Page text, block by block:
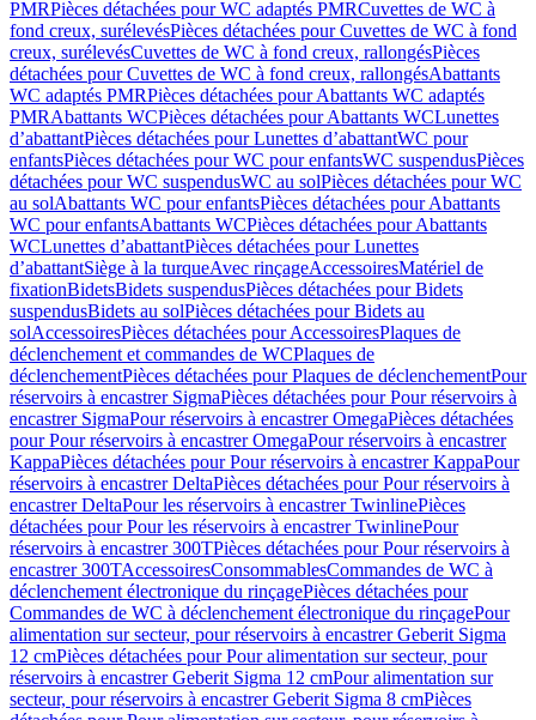
PMRPièces détachées pour WC adaptés PMRCuvettes de WC à
fond creux, surélevésPièces détachées pour Cuvettes de WC à fond
creux, surélevésCuvettes de WC à fond creux, rallongésPièces
détachées pour Cuvettes de WC à fond creux, rallongésAbattants
WC adaptés PMRPièces détachées pour Abattants WC adaptés
PMRAbattants WCPièces détachées pour Abattants WCLunettes
d’abattantPièces détachées pour Lunettes d’abattantWC pour
enfantsPièces détachées pour WC pour enfantsWC suspendusPièces
détachées pour WC suspendusWC au solPièces détachées pour WC
au solAbattants WC pour enfantsPièces détachées pour Abattants
WC pour enfantsAbattants WCPièces détachées pour Abattants
WCLunettes d’abattantPièces détachées pour Lunettes
d’abattantSiège à la turqueAvec rinçageAccessoiresMatériel de
fixationBidetsBidets suspendusPièces détachées pour Bidets
suspendusBidets au solPièces détachées pour Bidets au
solAccessoiresPièces détachées pour AccessoiresPlaques de
déclenchement et commandes de WCPlaques de
déclenchementPièces détachées pour Plaques de déclenchementPour
réservoirs à encastrer SigmaPièces détachées pour Pour réservoirs à
encastrer SigmaPour réservoirs à encastrer OmegaPièces détachées
pour Pour réservoirs à encastrer OmegaPour réservoirs à encastrer
KappaPièces détachées pour Pour réservoirs à encastrer KappaPour
réservoirs à encastrer DeltaPièces détachées pour Pour réservoirs à
encastrer DeltaPour les réservoirs à encastrer TwinlinePièces
détachées pour Pour les réservoirs à encastrer TwinlinePour
réservoirs à encastrer 300TPièces détachées pour Pour réservoirs à
encastrer 300TAccessoiresConsommablesCommandes de WC à
déclenchement électronique du rinçagePièces détachées pour
Commandes de WC à déclenchement électronique du rinçagePour
alimentation sur secteur, pour réservoirs à encastrer Geberit Sigma
12 cmPièces détachées pour Pour alimentation sur secteur, pour
réservoirs à encastrer Geberit Sigma 12 cmPour alimentation sur
secteur, pour réservoirs à encastrer Geberit Sigma 8 cmPièces